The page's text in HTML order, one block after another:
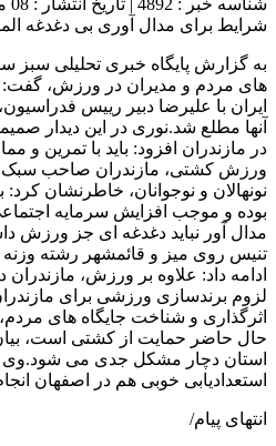
شرایط برای مدال آوری بی دغدغه
به گزارش پایگاه خبری تحلیلی سبز
آنها مطلع شد.نوری در این دیدار
در مازندران افزود: باید با تمرین
ورزش کشتی، مازندران صاحب سبک
نونهالان و نوجوانان، خاطرنشان
بوده و موجب افزایش سرمایه
مدال آور نباید دغدغه ای جز ورزش
تنیس روی میز و قائمشهر رشته وزنه
ادامه داد: علاوه بر ورزش،
لزوم برندسازی ورزشی برای
اثرگذاری و شناخت جایگاه های
حال حاضر حمایت از کشتی است،
استعدادیابی خوبی هم در اصفهان
انتهای پیام/